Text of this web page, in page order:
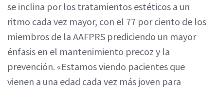
se inclina por los tratamientos estéticos a un
ritmo cada vez mayor, con el 77 por ciento de los
miembros de la AAFPRS prediciendo un mayor
énfasis en el mantenimiento precoz y la
prevención. «Estamos viendo pacientes que
vienen a una edad cada vez más joven para